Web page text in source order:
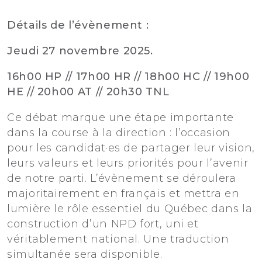
Détails de l’évènement :
Jeudi 27 novembre 2025.
16h00 HP // 17h00 HR // 18h00 HC // 19h00
HE // 20h00 AT // 20h30 TNL
Ce débat marque une étape importante
dans la course à la direction : l’occasion
pour les candidat·es de partager leur vision,
leurs valeurs et leurs priorités pour l’avenir
de notre parti. L’évènement se déroulera
majoritairement en français et mettra en
lumière le rôle essentiel du Québec dans la
construction d’un NPD fort, uni et
véritablement national. Une traduction
simultanée sera disponible.